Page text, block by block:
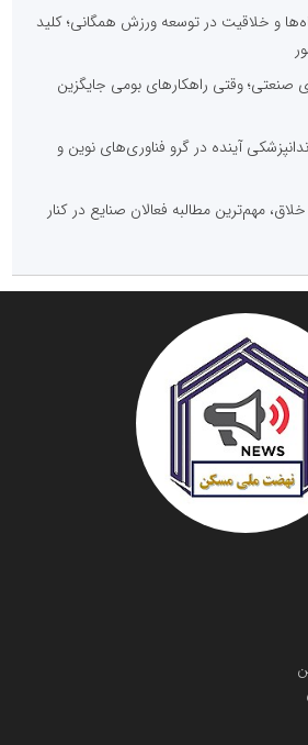
و خلاقیت در توسعه ورزش همگانی؛ کلید
صنعتی؛ وقتی راهکارهای بومی جایگزین
آینده در گرو فناوری‌های نوین و
مهم‌ترین مطالبه فعالان صنایع در کنار